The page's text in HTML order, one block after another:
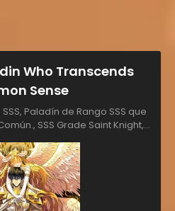
Who Transcends
Sense
Paladín de Rango SSS que
SSS Grade Saint Knight,
Common Sense, SSS-Level
SSS级超越常理的圣骑士, Thánh
型破りなSSS級聖騎士